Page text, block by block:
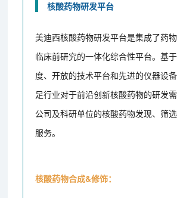
核酸药物研发平台
美迪西核酸药物研发平台是集成了药
临床前研究的一体化综合性平台。基
度、开放的技术平台和先进的仪器设
足行业对于前沿创新核酸药物的研发
公司及科研单位的核酸药物发现、筛
服务。
核酸药物合成&修饰：